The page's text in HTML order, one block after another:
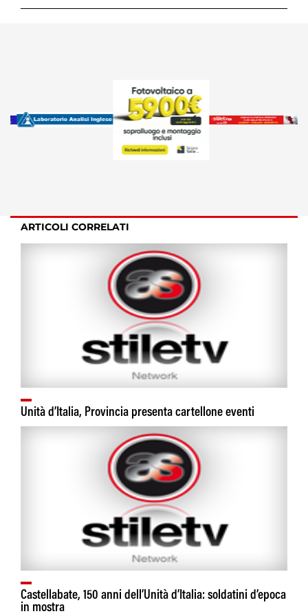
ARTICOLI CORRELATI
Unità d’Italia, Provincia presenta cartellone eventi
Castellabate, 150 anni dell’Unità d’Italia: soldatini d’epoca
in mostra